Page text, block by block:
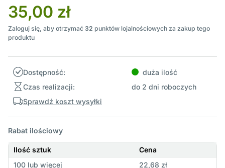
35,00 zł
Zaloguj się, aby otrzymać 32 punktów lojalnościowych za zakup tego
produktu
Dostępność:
duża ilość
Czas realizacji:
do 2 dni roboczych
Sprawdź koszt wysyłki
Rabat ilościowy
Ilość sztuk
Cena
100 lub więcej
22,68 zł